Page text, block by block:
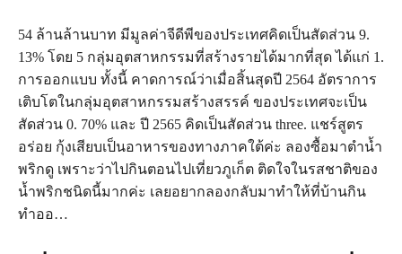
54 ล้านล้านบาท มีมูลค่าจีดีพีของประเทศคิดเป็นสัดส่วน 9.
13% โดย 5 กลุ่มอุตสาหกรรมที่สร้างรายได้มากที่สุด ได้แก่ 1.
การออกแบบ ทั้งนี้ คาดการณ์ว่าเมื่อสิ้นสุดปี 2564 อัตราการ
เติบโตในกลุ่มอุตสาหกรรมสร้างสรรค์ ของประเทศจะเป็น
สัดส่วน 0. 70% และ ปี 2565 คิดเป็นสัดส่วน three. แชร์สูตร
อร่อย กุ้งเสียบเป็นอาหารของทางภาคใต้ค่ะ ลองซื้อมาตำน้ำ
พริกดู เพราะว่าไปกินตอนไปเที่ยวภูเก็ต ติดใจในรสชาติของ
น้ำพริกชนิดนี้มากค่ะ เลยอยากลองกลับมาทำให้ที่บ้านกิน
ทำออ…